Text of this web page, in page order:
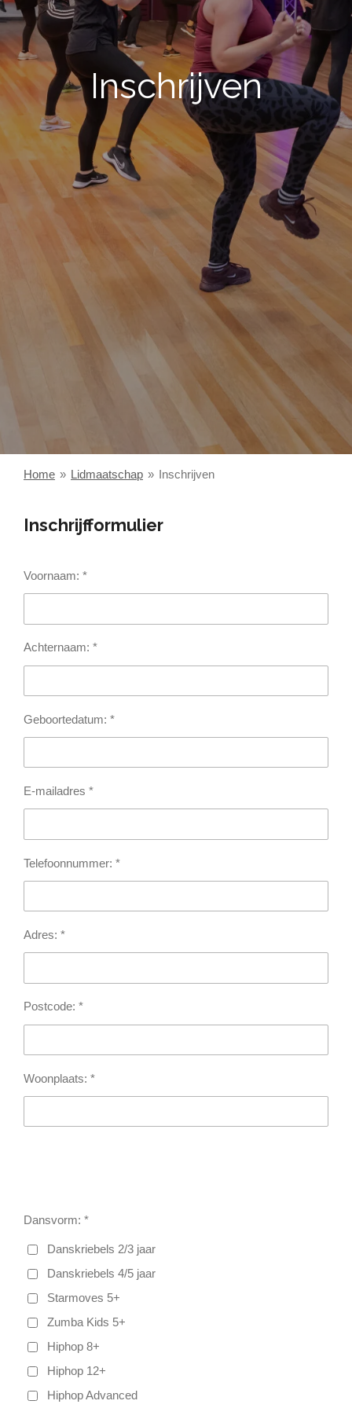
Inschrijven
Home » Lidmaatschap » Inschrijven
Inschrijfformulier
Voornaam: *
Achternaam: *
Geboortedatum: *
E-mailadres *
Telefoonnummer: *
Adres: *
Postcode: *
Woonplaats: *
Dansvorm: *
Danskriebels 2/3 jaar
Danskriebels 4/5 jaar
Starmoves 5+
Zumba Kids 5+
Hiphop 8+
Hiphop 12+
Hiphop Advanced